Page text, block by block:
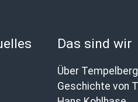
Das sind wir
Über Tempelberg